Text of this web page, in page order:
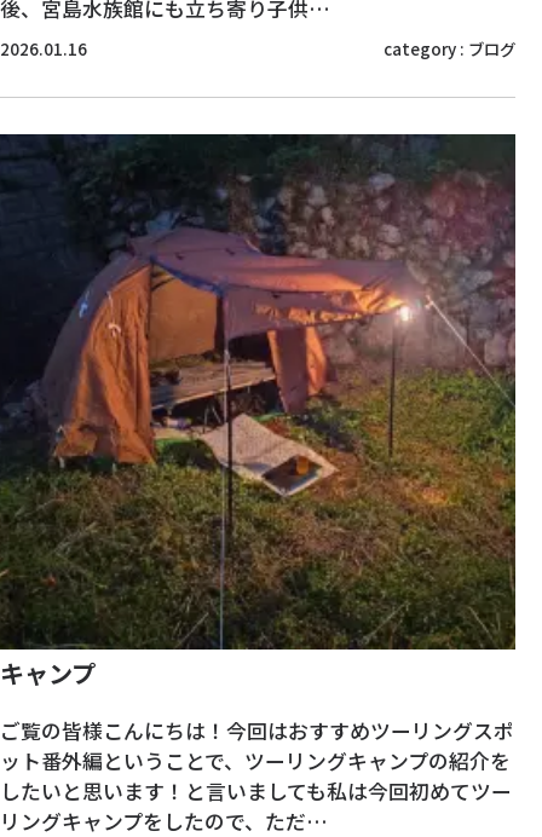
後、宮島水族館にも立ち寄り子供…
2026.01.16 category : ブログ
キャンプ
ご覧の皆様こんにちは！今回はおすすめツーリングスポ
ット番外編ということで、ツーリングキャンプの紹介を
したいと思います！と言いましても私は今回初めてツー
リングキャンプをしたので、ただ…